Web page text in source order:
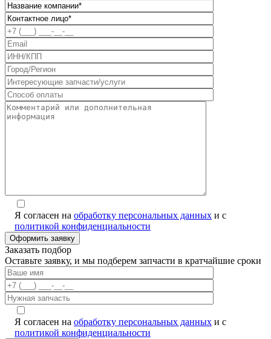
Я согласен на обработку персональных данных и с
политикой конфиденциальности
Заказать подбор
Оставьте заявку, и мы подберем запчасти в кратчайшие сроки
Я согласен на обработку персональных данных и с
политикой конфиденциальности